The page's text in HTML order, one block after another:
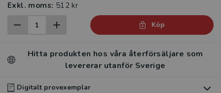
Exkl. moms: 512 kr
Köp
Hitta produkten hos våra återförsäljare som
levererar utanför Sverige
Digitalt provexemplar